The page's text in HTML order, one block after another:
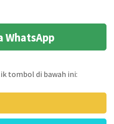
WhatsApp
tombol di bawah ini: